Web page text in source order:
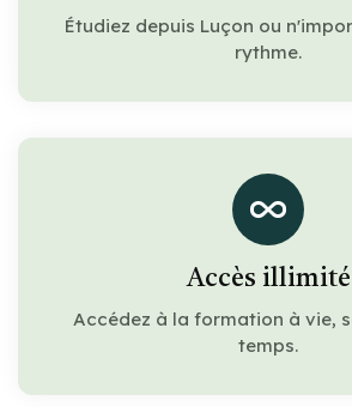
Étudiez depuis Luçon ou
rythme.
Accès illimité
Accédez à la formation à vie,
temps.